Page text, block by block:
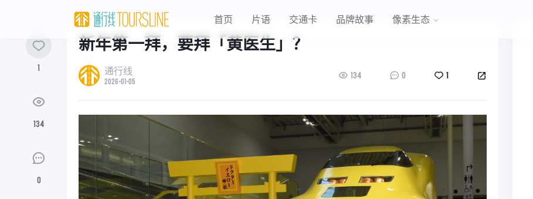
首页 片语 交通卡 品牌故事 像素生态
1
134
0
新年第一拜，要拜「黄医生」？
通行线
2026-01-05
134 0 1